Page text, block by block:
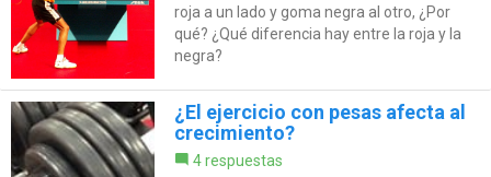
roja a un lado y goma negra al otro, ¿Por
qué? ¿Qué diferencia hay entre la roja y la
negra?
¿El ejercicio con pesas afecta al
crecimiento?
4 respuestas